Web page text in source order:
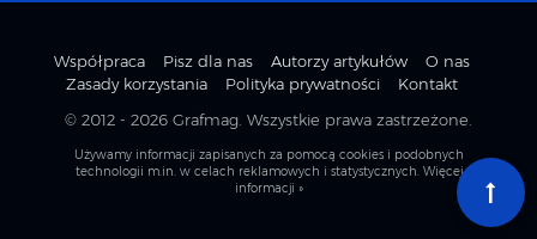
Współpraca Pisz dla nas Autorzy artykułów
O nas
Zasady korzystania
Polityka prywatności
Kontakt
© 2012 - 2026 Grafmag . Wszystkie prawa zastrzeżone.
Używamy informacji zapisanych za pomocą cookies i podobnych
technologii m.in. w celach reklamowych i statystycznych. Więcej
informacji »